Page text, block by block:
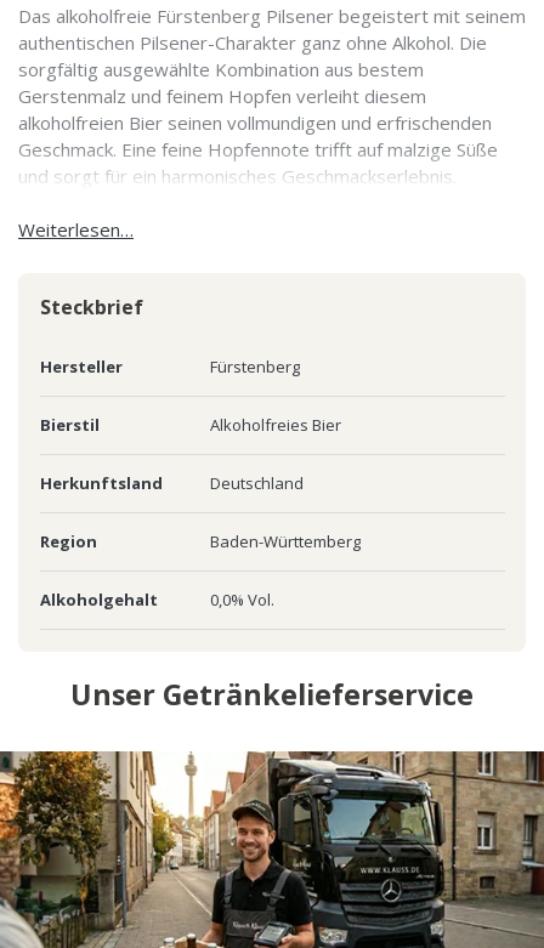
Das alkoholfreie Fürstenberg Pilsener begeistert mit seinem
authentischen Pilsener-Charakter ganz ohne Alkohol. Die
sorgfältig ausgewählte Kombination aus bestem
Gerstenmalz und feinem Hopfen verleiht diesem
alkoholfreien Bier seinen vollmundigen und erfrischenden
Geschmack. Eine feine Hopfennote trifft auf malzige Süße
und sorgt für ein harmonisches Geschmackserlebnis.
Weiterlesen…
Steckbrief
Hersteller Fürstenberg
Bierstil Alkoholfreies Bier
Herkunftsland Deutschland
Region Baden-Württemberg
Alkoholgehalt 0,0% Vol.
Unser Getränkelieferservice